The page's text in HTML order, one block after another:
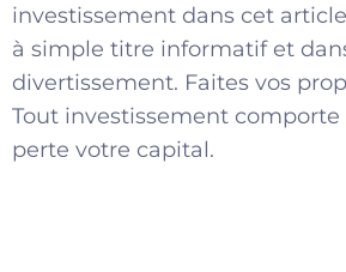
investissement dans cet
à simple titre informatif et
divertissement. Faites vos
Tout investissement comporte
perte votre capital.